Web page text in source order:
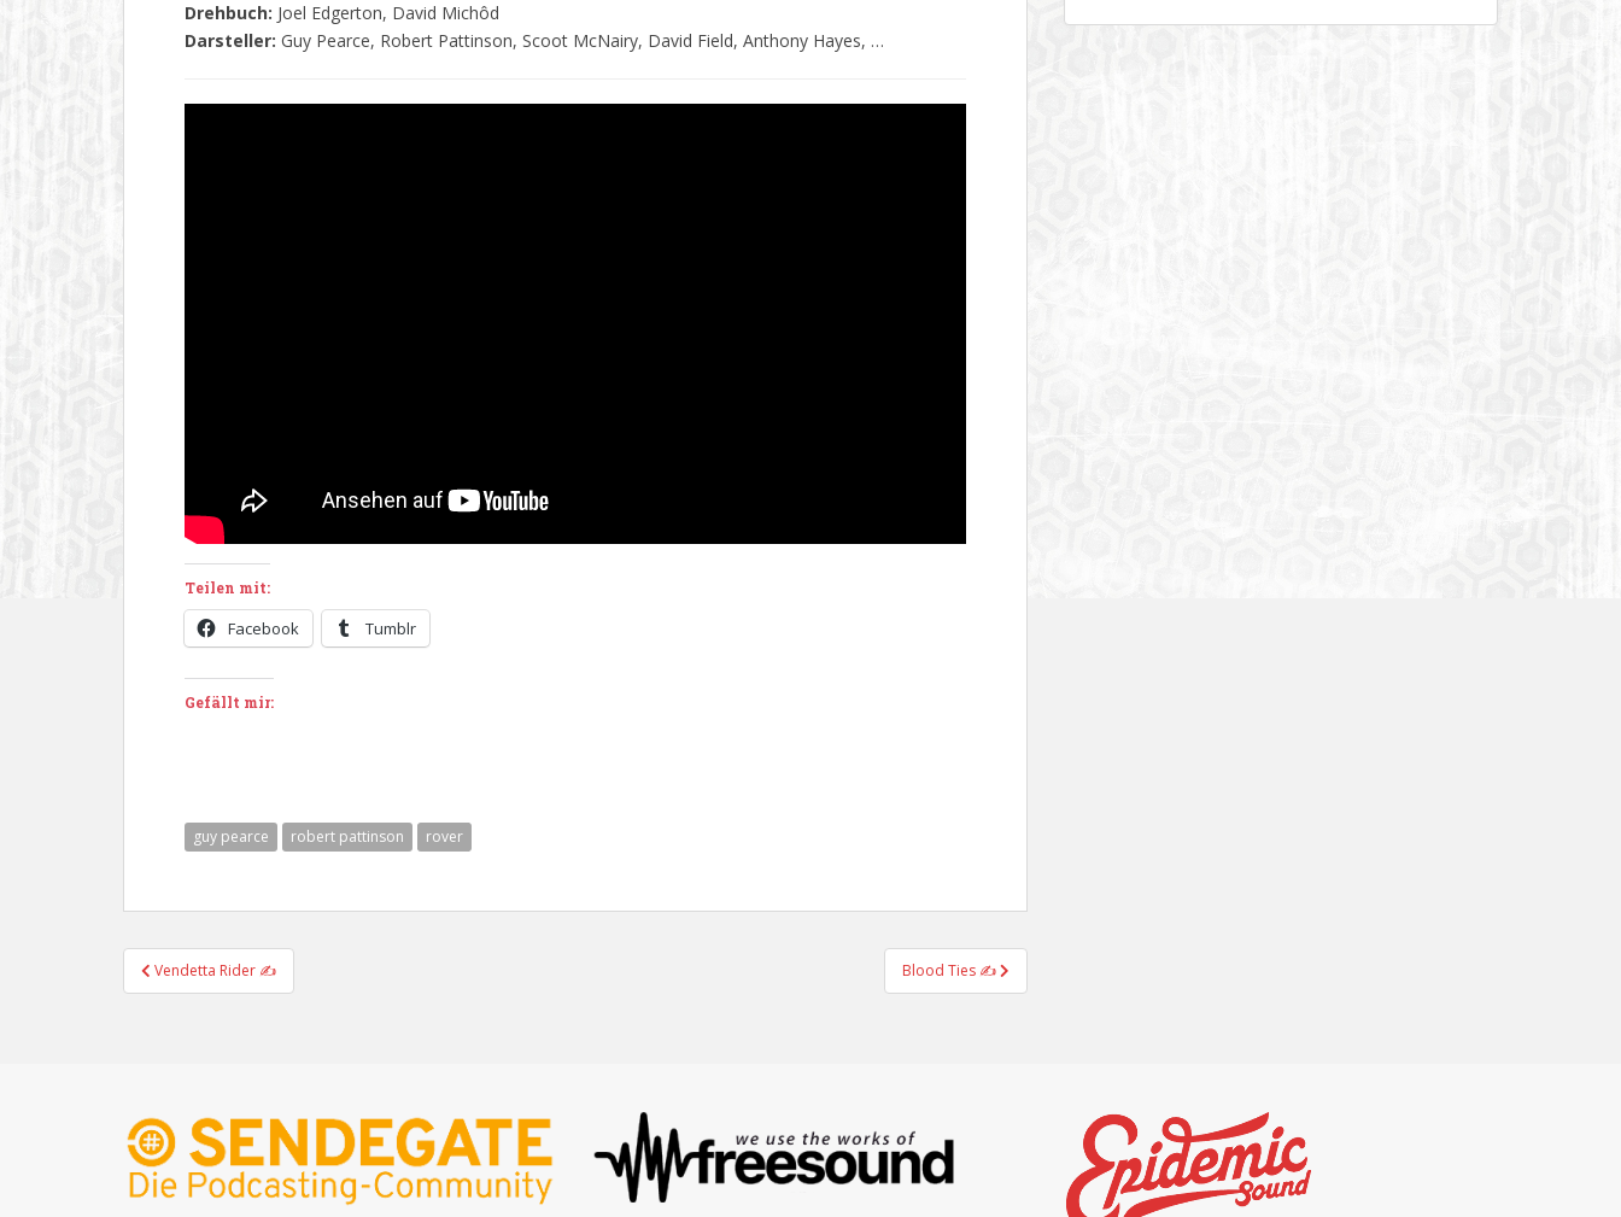
Drehbuch: Joel Edgerton, David Michôd
Darsteller: Guy Pearce, Robert Pattinson, Scoot McNairy, David Field, Anthony Hayes, …
Teilen mit:
Facebook Tumblr
Gefällt mir:
guy pearce robert pattinson rover
Beitragsnavigation
Vendetta Rider ✍ Blood Ties ✍